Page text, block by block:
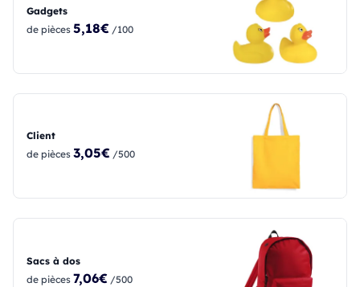
Gadgets
de pièces 5,18€ /100
Client
de pièces 3,05€ /500
Sacs à dos
de pièces 7,06€ /500